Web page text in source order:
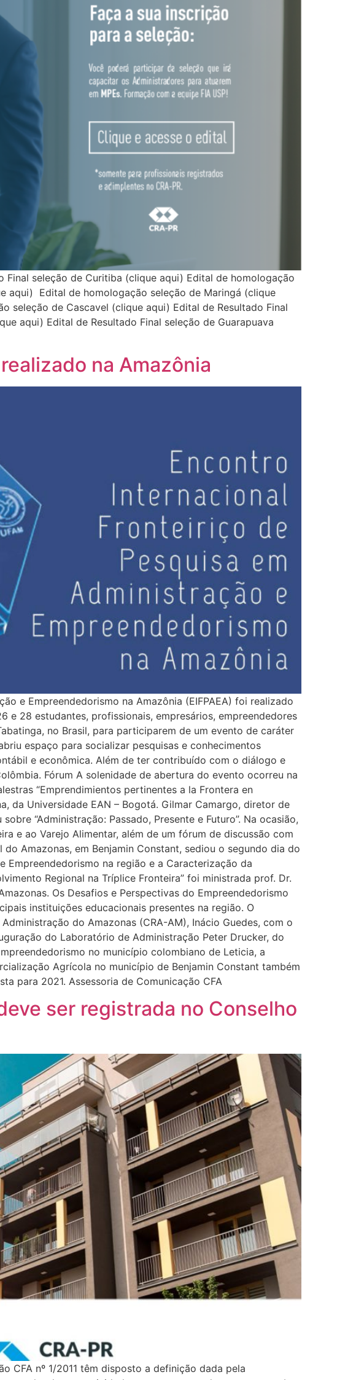
seleção de Curitiba (clique aqui) Edital de homologação
aqui) Edital de homologação seleção de Maringá (clique
seleção de Cascavel (clique aqui) Edital de Resultado Final
aqui) Edital de Resultado Final seleção de Guarapuava
na Amazônia
e Empreendedorismo na Amazônia (EIFPAEA) foi realizado
e 28 estudantes, profissionais, empresários, empreendedores
no Brasil, para participarem de um evento de caráter
espaço para socializar pesquisas e conhecimentos
e econômica. Além de ter contribuído com o diálogo e
Fórum A solenidade de abertura do evento ocorreu na
“Emprendimientos pertinentes a la Frontera en
da Universidade EAN – Bogotá. Gilmar Camargo, diretor de
“Administração: Passado, Presente e Futuro”. Na ocasião,
e ao Varejo Alimentar, além de um fórum de discussão com
Amazonas, em Benjamin Constant, sediou o segundo dia do
na região e a Caracterização da
Regional na Tríplice Fronteira” foi ministrada prof. Dr.
Os Desafios e Perspectivas do Empreendedorismo
instituições educacionais presentes na região. O
do Amazonas (CRA-AM), Inácio Guedes, com o
do Laboratório de Administração Peter Drucker, do
no município colombiano de Leticia, a
Agrícola no município de Benjamin Constant também
para 2021. Assessoria de Comunicação CFA
ser registrada no Conselho
CFA nº 1/2011 têm disposto a definição dada pela